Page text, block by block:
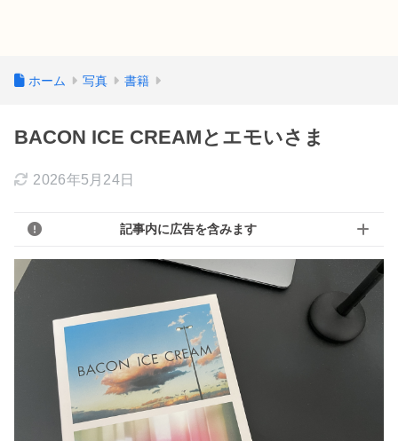
ホーム 写真 書籍
BACON ICE CREAMとエモいさま
2026年5月24日
記事内に広告を含みます